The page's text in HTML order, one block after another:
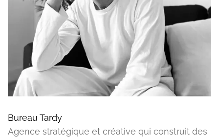
Bureau Tardy
Agence stratégique et créative qui construit des